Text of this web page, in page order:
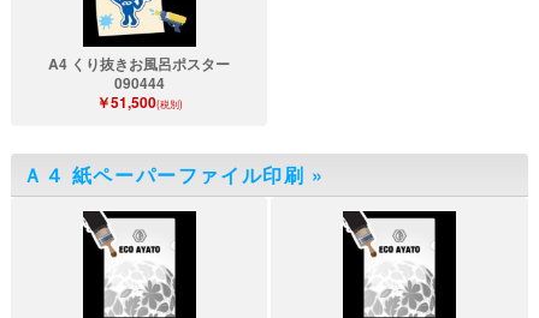
A4 くり抜きお風呂ポスター
090444
￥51,500(税別)
Ａ４ 紙ペーパーファイル印刷 »